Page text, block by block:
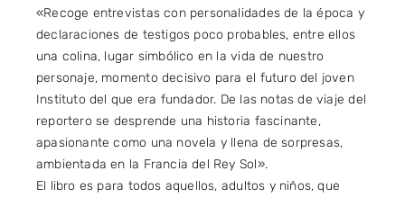
«Recoge entrevistas con personalidades de la época y
declaraciones de testigos poco probables, entre ellos
una colina, lugar simbólico en la vida de nuestro
personaje, momento decisivo para el futuro del joven
Instituto del que era fundador. De las notas de viaje del
reportero se desprende una historia fascinante,
apasionante como una novela y llena de sorpresas,
ambientada en la Francia del Rey Sol».
El libro es para todos aquellos, adultos y niños, que